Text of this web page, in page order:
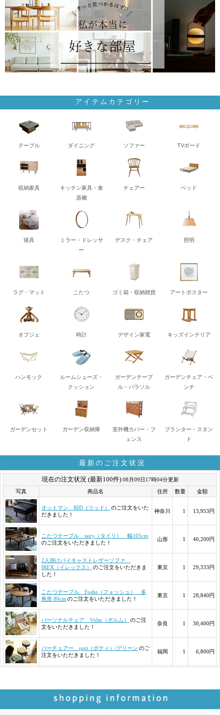
アイテムカテゴリー
テーブル ダイニング ソファー TVボード
収納家具
キッチン家具・食
器棚
チェアー ベッド
寝具
ミラー・ドレッサ
ー
デスク・チェア 照明
ラグ・マット こたつ ゴミ箱・収納雑貨 アートポスター
オブジェ 時計 デザイン家電 キッズインテリア
ハンモック
ルームシューズ・
クッション
ガーデンテーブ
ル・パラソル
ガーデンチェア・ベ
ンチ
ガーデンセット ガーデン収納庫
室外機カバー・フ
ェンス
プランター・スタン
ド
最新のご注文状況